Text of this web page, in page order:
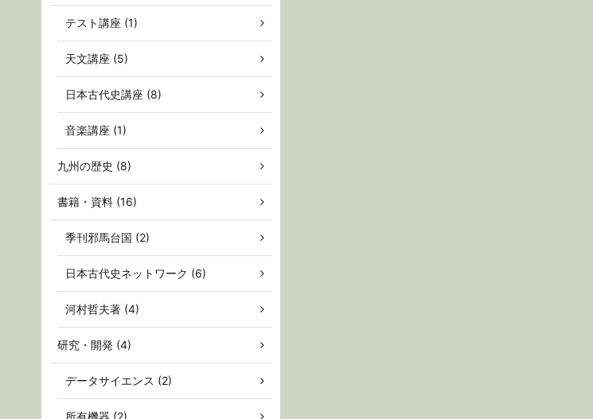
テスト講座 (1)
天文講座 (5)
日本古代史講座 (8)
音楽講座 (1)
九州の歴史 (8)
書籍・資料 (16)
季刊邪馬台国 (2)
日本古代史ネットワーク (6)
河村哲夫著 (4)
研究・開発 (4)
データサイエンス (2)